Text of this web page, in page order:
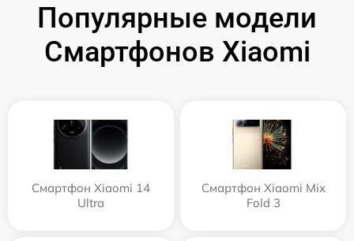
Популярные модели
Смартфонов Xiaomi
Смартфон Xiaomi 14
Ultra
Смартфон Xiaomi Mix
Fold 3